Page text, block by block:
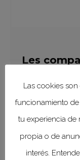
Les
materna,
La
durante
Las cookies
funcionamiento
tu experiencia de
propia o de
interés.